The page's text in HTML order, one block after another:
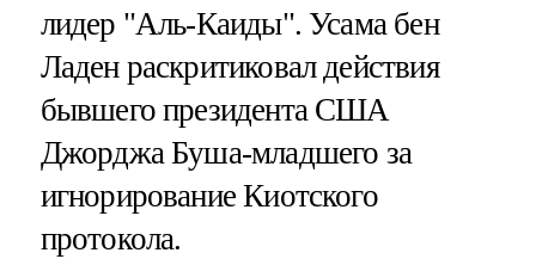
лидер "Аль-Каиды". Усама бен
Ладен раскритиковал действия
бывшего президента США
Джорджа Буша-младшего за
игнорирование Киотского
протокола.